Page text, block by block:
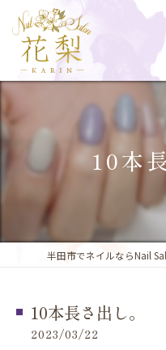
10本
半田市でネイルならNail
10本長さ出し。
2023/03/22